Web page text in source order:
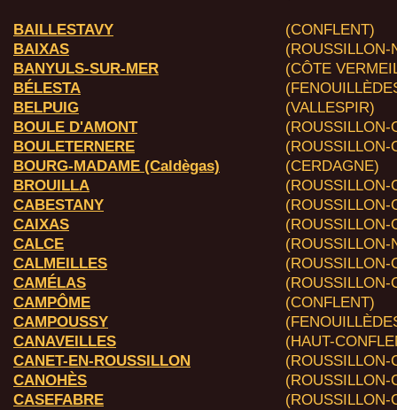
BAILLESTAVY
(CONFLENT)
BAIXAS
(ROUSSILLON-
BANYULS-SUR-MER
(CÔTE
BÉLESTA
BELPUIG
(VALLESPIR)
BOULE D'AMONT
(ROUSSILLON-
BOULETERNERE
(ROUSSILLON-
BOURG-MADAME (Caldègas)
(CERDAGNE)
BROUILLA
(ROUSSILLON-
CABESTANY
(ROUSSILLON-
CAIXAS
(ROUSSILLON-
CALCE
(ROUSSILLON-
CALMEILLES
(ROUSSILLON-
CAMÉLAS
(ROUSSILLON-
CAMPÔME
(CONFLENT)
CAMPOUSSY
CANAVEILLES
(HAUT-
CANET-EN-ROUSSILLON
(ROUSSILLON-
CANOHÈS
(ROUSSILLON-
CASEFABRE
(ROUSSILLON-